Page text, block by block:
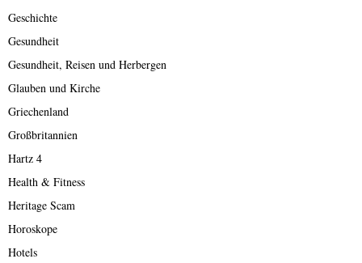
Geschichte
Gesundheit
Gesundheit, Reisen und Herbergen
Glauben und Kirche
Griechenland
Großbritannien
Hartz 4
Health & Fitness
Heritage Scam
Horoskope
Hotels